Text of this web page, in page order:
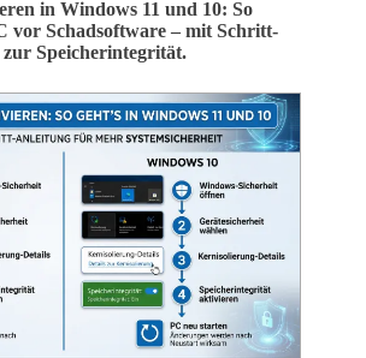
in Windows 11 und 10: So
vor Schadsoftware – mit Schritt-
Speicherintegrität.